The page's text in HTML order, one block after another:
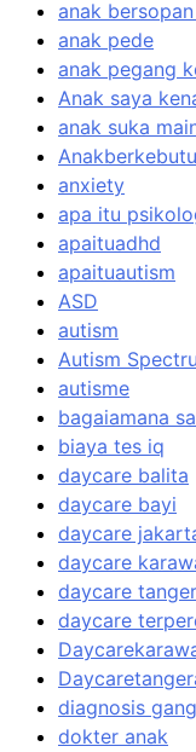
anak
anak pede
anak pegang
Anak saya
anak suka
anxiety
apa itu
apaituadhd
apaituautism
ASD
autism
Autism
autisme
bagaiamana
biaya tes iq
daycare balita
daycare bayi
daycare
daycare
daycare
daycare
diagnosis
dokter anak